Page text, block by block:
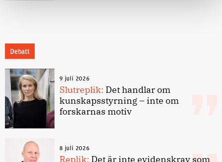
Debatt
9 juli 2026
Slutreplik: Det handlar om
kunskapsstyrning – inte om
forskarnas motiv
8 juli 2026
Replik: Det är inte evidenskrav som